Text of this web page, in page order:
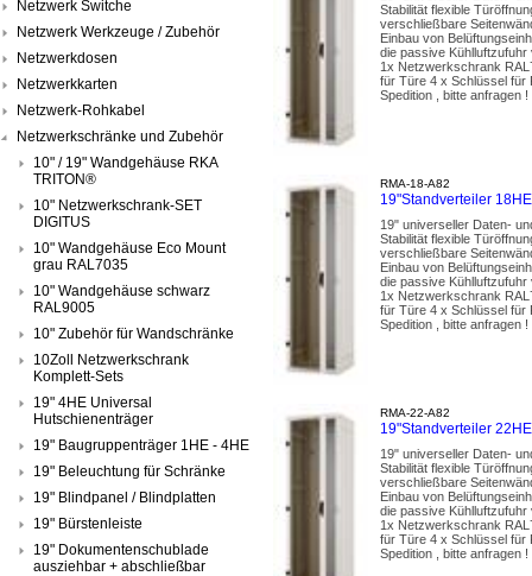
Netzwerk Switche
Netzwerk Werkzeuge / Zubehör
Netzwerkdosen
Netzwerkkarten
Netzwerk-Rohkabel
Netzwerkschränke und Zubehör
10" / 19" Wandgehäuse RKA
TRITON®
10" Netzwerkschrank-SET
DIGITUS
10" Wandgehäuse Eco Mount
grau RAL7035
10" Wandgehäuse schwarz
RAL9005
10" Zubehör für Wandschränke
10Zoll Netzwerkschrank
Komplett-Sets
19" 4HE Universal
Hutschienenträger
19" Baugruppenträger 1HE - 4HE
19" Beleuchtung für Schränke
19" Blindpanel / Blindplatten
19" Bürstenleiste
19" Dokumentenschublade
ausziehbar + abschließbar
Stabilität flexible
verschließbare
Einbau von
die passive
1x Netzwerkschrank
für Türe 4 x Schlüssel für
Spedition , bitte anfragen !
RMA-18-A82
19"Standverteiler
19" universeller Daten-
Stabilität flexible
verschließbare
Einbau von
die passive
1x Netzwerkschrank
für Türe 4 x Schlüssel für
Spedition , bitte anfragen !
RMA-22-A82
19"Standverteiler
19" universeller Daten-
Stabilität flexible
verschließbare
Einbau von
die passive
1x Netzwerkschrank
für Türe 4 x Schlüssel für
Spedition , bitte anfragen !